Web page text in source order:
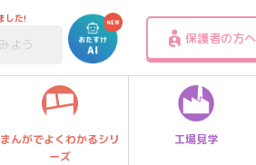
した!
保護者の方へ
まんがでよくわかるシリ
ーズ
工場見学